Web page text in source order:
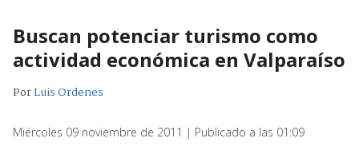
Buscan potenciar turismo como
actividad económica en Valparaíso
PorLuis Ordenes
Miércoles 09 noviembre de 2011 | Publicado a las 01:09